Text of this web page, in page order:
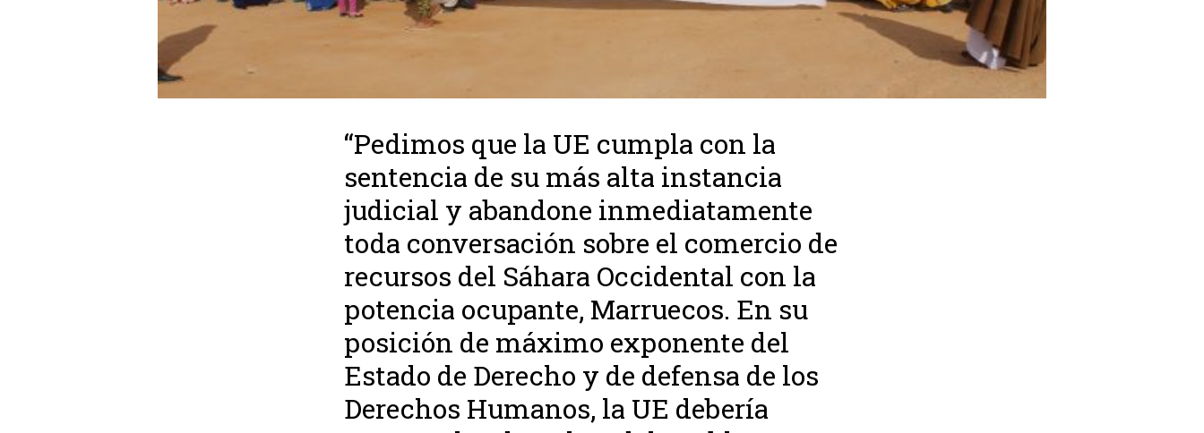
“Pedimos que la UE cumpla con la
sentencia de su más alta instancia
judicial y abandone inmediatamente
toda conversación sobre el comercio de
recursos del Sáhara Occidental con la
potencia ocupante, Marruecos. En su
posición de máximo exponente del
Estado de Derecho y de defensa de los
Derechos Humanos, la UE debería